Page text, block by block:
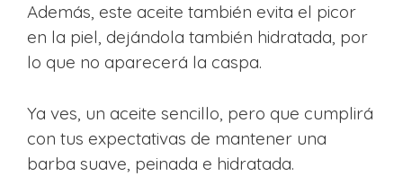
Además, este aceite también evita el picor
en la piel, dejándola también hidratada, por
lo que no aparecerá la caspa.
Ya ves, un aceite sencillo, pero que cumplirá
con tus expectativas de mantener una
barba suave, peinada e hidratada.